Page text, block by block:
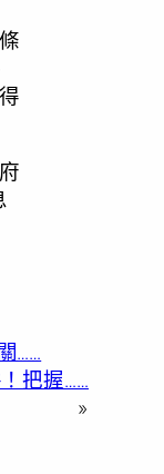
……
把握……
»